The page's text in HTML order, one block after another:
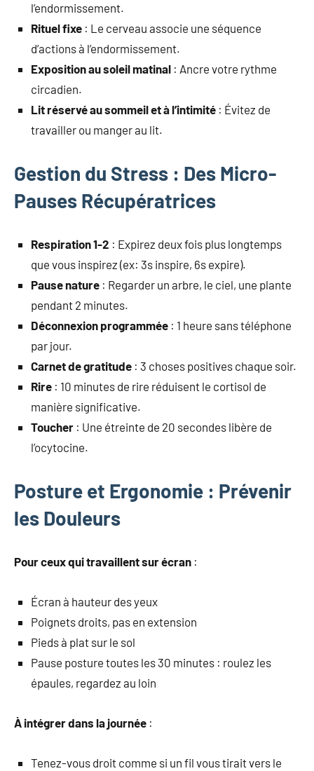
l’endormissement.
Rituel fixe : Le cerveau associe une séquence
d’actions à l’endormissement.
Exposition au soleil matinal : Ancre votre rythme
circadien.
Lit réservé au sommeil et à l’intimité : Évitez de
travailler ou manger au lit.
Gestion du Stress : Des Micro-
Pauses Récupératrices
Respiration 1-2 : Expirez deux fois plus longtemps
que vous inspirez (ex: 3s inspire, 6s expire).
Pause nature : Regarder un arbre, le ciel, une plante
pendant 2 minutes.
Déconnexion programmée : 1 heure sans téléphone
par jour.
Carnet de gratitude : 3 choses positives chaque soir.
Rire : 10 minutes de rire réduisent le cortisol de
manière significative.
Toucher : Une étreinte de 20 secondes libère de
l’ocytocine.
Posture et Ergonomie : Prévenir
les Douleurs
Pour ceux qui travaillent sur écran :
Écran à hauteur des yeux
Poignets droits, pas en extension
Pieds à plat sur le sol
Pause posture toutes les 30 minutes : roulez les
épaules, regardez au loin
À intégrer dans la journée :
Tenez-vous droit comme si un fil vous tirait vers le